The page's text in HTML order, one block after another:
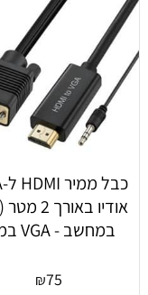
במחשב - VGA במסך)
₪75